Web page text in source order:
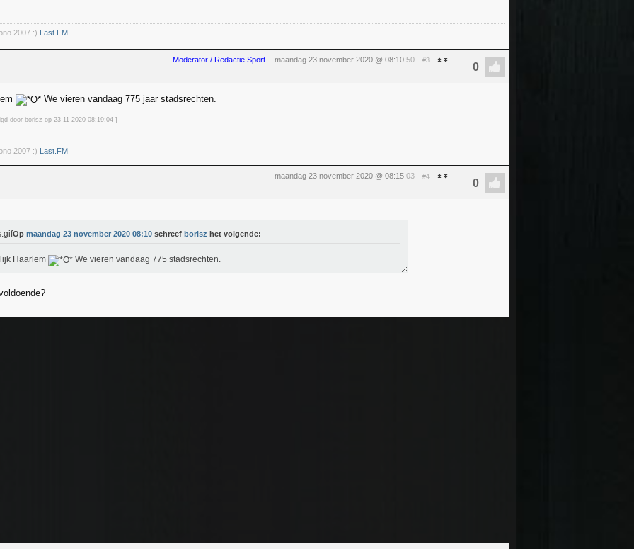
2007 :) Last.FM
Moderator / Redactie Sport maandag 23 november 2020 @ 08:10:50 #3
We vieren vandaag 775 jaar stadsrechten.
door borisz op 23-11-2020 08:19:04 ]
2007 :) Last.FM
maandag 23 november 2020 @ 08:15:03 #4
Op maandag 23 november 2020 08:10 schreef borisz het volgende:
Haarlem We vieren vandaag 775 stadsrechten.